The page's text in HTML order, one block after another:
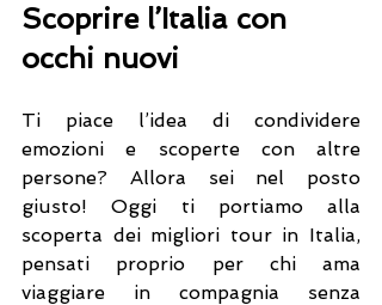
Scoprire l’Italia con
occhi nuovi
Ti piace l’idea di condividere
emozioni e scoperte con altre
persone? Allora sei nel posto
giusto! Oggi ti portiamo alla
scoperta dei migliori tour in Italia,
pensati proprio per chi ama
viaggiare in compagnia senza